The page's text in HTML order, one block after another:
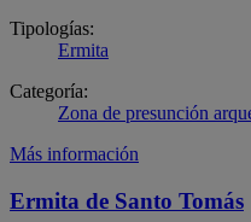
Tipologías:
Ermita
Categoría:
Zona de presunción
Más información
Ermita de Santo Tomás